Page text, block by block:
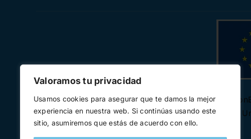
Valoramos tu privacidad
Usamos cookies para asegurar que te damos la mejor
experiencia en nuestra web. Si continúas usando este
sitio, asumiremos que estás de acuerdo con ello.
Financiado por la Unión Europea –
autores y no reflejan necesariamente los de la